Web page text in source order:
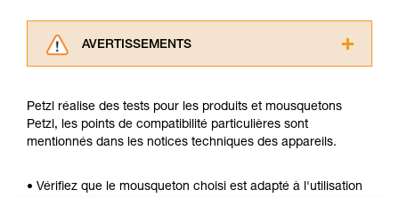
AVERTISSEMENTS
consulter. Vous devez avoir compris les
informations de la notice technique pour
pouvoir comprendre ce complément
Maîtriser ces techniques nécessite une
Petzl réalise des tests pour les produits et mousquetons
Petzl, les points de compatibilité particulières sont
mentionnés dans les notices techniques des appareils.
• Vérifiez que le mousqueton choisi est adapté à l'utilisation